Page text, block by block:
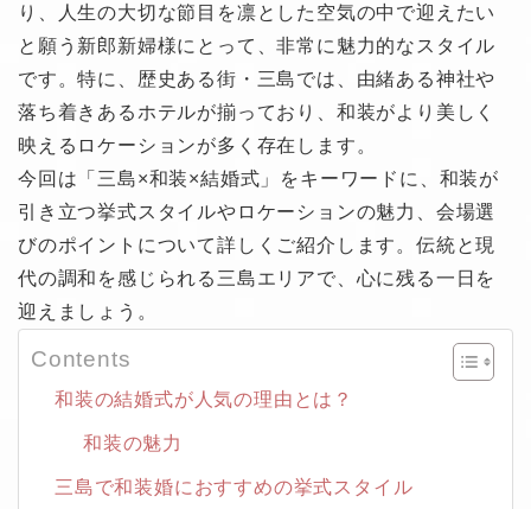
り、人生の大切な節目を凛とした空気の中で迎えたい
と願う新郎新婦様にとって、非常に魅力的なスタイル
です。特に、歴史ある街・三島では、由緒ある神社や
落ち着きあるホテルが揃っており、和装がより美しく
映えるロケーションが多く存在します。
今回は「三島×和装×結婚式」をキーワードに、和装が
引き立つ挙式スタイルやロケーションの魅力、会場選
びのポイントについて詳しくご紹介します。伝統と現
代の調和を感じられる三島エリアで、心に残る一日を
迎えましょう。
Contents
和装の結婚式が人気の理由とは？
和装の魅力
三島で和装婚におすすめの挙式スタイル